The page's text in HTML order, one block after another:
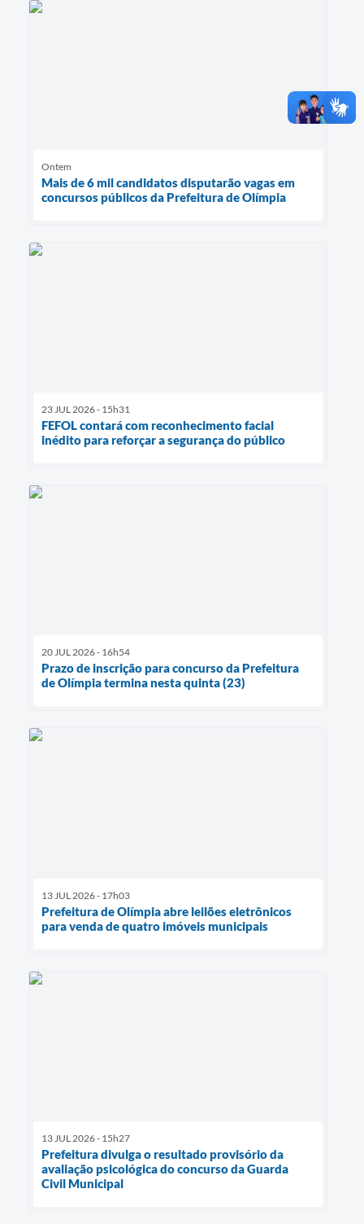
Ontem
Mais de 6 mil candidatos disputarão vagas em
concursos públicos da Prefeitura de Olímpia
23 JUL 2026 - 15h31
FEFOL contará com reconhecimento facial
inédito para reforçar a segurança do público
20 JUL 2026 - 16h54
Prazo de inscrição para concurso da Prefeitura
de Olímpia termina nesta quinta (23)
13 JUL 2026 - 17h03
Prefeitura de Olímpia abre leilões eletrônicos
para venda de quatro imóveis municipais
13 JUL 2026 - 15h27
Prefeitura divulga o resultado provisório da
avaliação psicológica do concurso da Guarda
Civil Municipal